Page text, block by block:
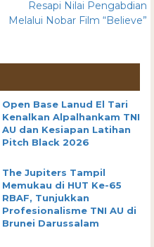
Resapi Nilai Pengabdian
Melalui Nobar Film “Believe”
Open Base Lanud El Tari
Kenalkan Alpalhankam TNI
AU dan Kesiapan Latihan
Pitch Black 2026
The Jupiters Tampil
Memukau di HUT Ke-65
RBAF, Tunjukkan
Profesionalisme TNI AU di
Brunei Darussalam